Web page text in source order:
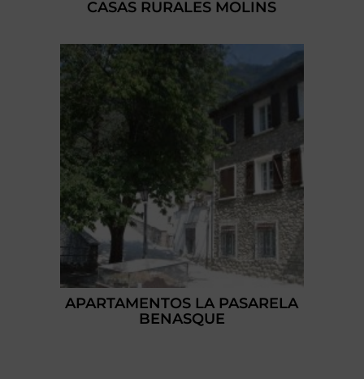
CASAS RURALES MOLINS
APARTAMENTOS LA PASARELA
BENASQUE